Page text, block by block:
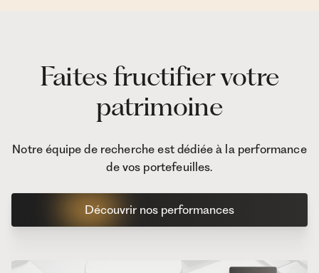
Faites fructifier votre
patrimoine
Notre équipe de recherche est dédiée à la performance
de vos portefeuilles.
Découvrir nos performances